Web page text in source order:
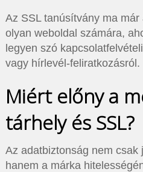
Az SSL tanúsítvány ma
olyan weboldal számára,
legyen szó
vagy hírlevél-feliratkozásról.
Miért előny a
tárhely és SSL?
Az adatbiztonság nem csak
hanem a márka